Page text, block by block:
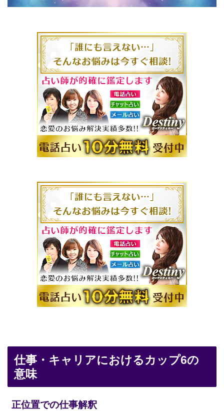
仕事・キャリアにおけるカップ6の
意味
正位置での仕事解釈